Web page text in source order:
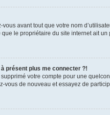
avant tout que votre nom
le propriétaire du site internet ait
présent plus me connecter ?!
votre compte pour une
vous de nouveau et essayez de